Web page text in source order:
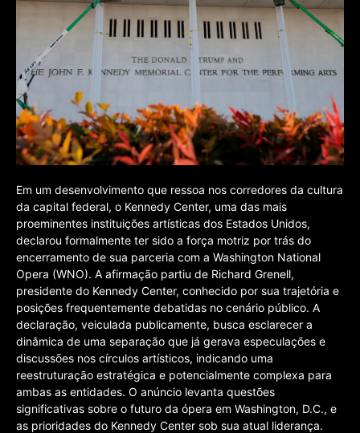
Em um desenvolvimento que ressoa nos corredores da cultura
da capital federal, o Kennedy Center, uma das mais
proeminentes instituições artísticas dos Estados Unidos,
declarou formalmente ter sido a força motriz por trás do
encerramento de sua parceria com a Washington National
Opera (WNO). A afirmação partiu de Richard Grenell,
presidente do Kennedy Center, conhecido por sua trajetória e
posições frequentemente debatidas no cenário público. A
declaração, veiculada publicamente, busca esclarecer a
dinâmica de uma separação que já gerava especulações e
discussões nos círculos artísticos, indicando uma
reestruturação estratégica e potencialmente complexa para
ambas as entidades. O anúncio levanta questões
significativas sobre o futuro da ópera em Washington, D.C., e
as prioridades do Kennedy Center sob sua atual liderança.